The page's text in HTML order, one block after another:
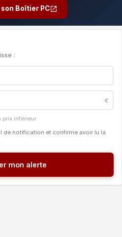
Boîtier PC
:
€
inférieur
de notification et confirme avoir lu la
mon alerte